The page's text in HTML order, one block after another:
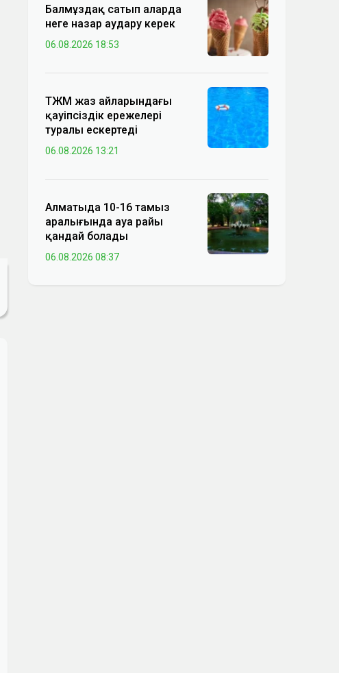
Балмұздақ сатып аларда
неге назар аудару керек
06.08.2026 18:53
ТЖМ жаз айларындағы
қауіпсіздік ережелері
туралы ескертеді
06.08.2026 13:21
Алматыда 10-16 тамыз
аралығында ауа райы
қандай болады
06.08.2026 08:37